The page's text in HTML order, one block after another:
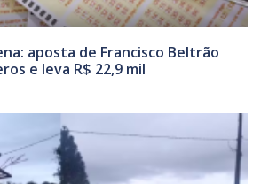
aposta de Francisco Beltrão
e leva R$ 22,9 mil